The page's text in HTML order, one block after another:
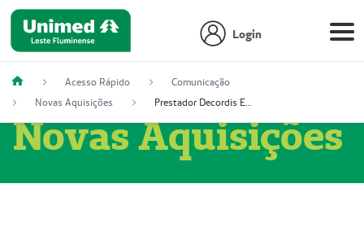
Login
Acesso Rápido
Comunicação
Novas Aquisições
Prestador Decordis Exames Cardiológicos LTDA (51004347-4)
Novas Aquisições